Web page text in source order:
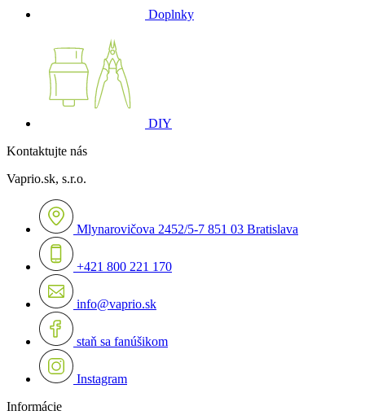
Doplnky
DIY
Kontaktujte nás
Vaprio.sk, s.r.o.
Mlynarovičova 2452/5-7 851 03 Bratislava
+421 800 221 170
info@vaprio.sk
staň sa fanúšikom
Instagram
Informácie